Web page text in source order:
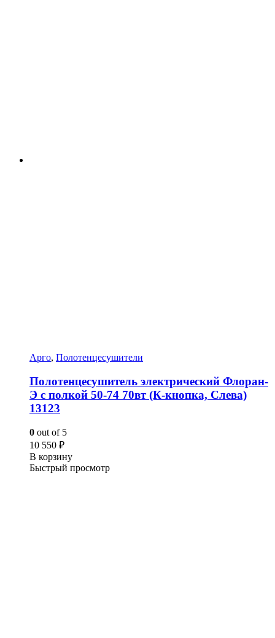
Арго, Полотенцесушители
Полотенцесушитель электрический Флоран-
Э с полкой 50-74 70вт (К-кнопка, Слева)
13123
0 out of 5
10 550 ₽
В корзину
Быстрый просмотр